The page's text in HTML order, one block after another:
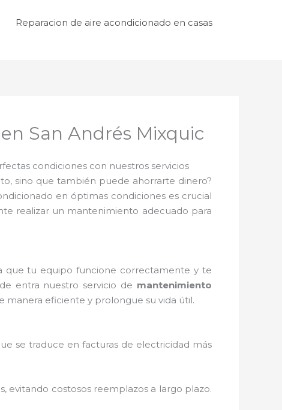
Reparacion de aire acondicionado en casas
San Andrés Mixquic
condiciones con nuestros servicios
sino que también puede ahorrarte dinero?
en óptimas condiciones es crucial
realizar un mantenimiento adecuado para
que tu equipo funcione correctamente y te
entra nuestro servicio de mantenimiento
manera eficiente y prolongue su vida útil.
se traduce en facturas de electricidad más
evitando costosos reemplazos a largo plazo.